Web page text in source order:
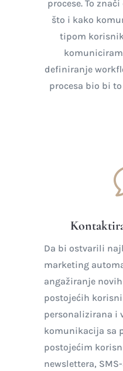
procese. To
što i kako
tipom
definiranje
procesa bio bi
Da bi ostvarili
marketing
angažiranje
postojećih
personalizirana i
komunikacija sa
postojećim
newslettera,